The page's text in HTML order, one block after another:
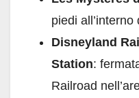
piedi
Disneyland
Station:
Railroad